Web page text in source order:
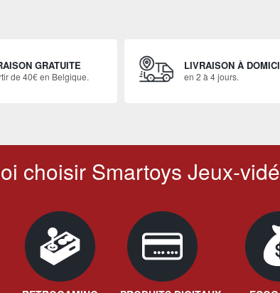
GRATUITE
de 40€ en Belgique.
LIVRAISON À
en 2 à 4 jours.
choisir Smartoys Jeux-